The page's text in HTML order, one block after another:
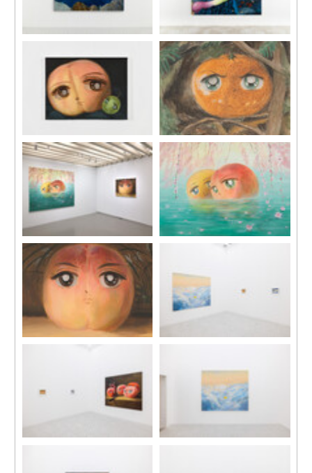
170 x 200 cm
《這棵蔥》, 2025
布面丙烯
200 x 230 cm
《桃和提子》, 2024-2025
布面丙烯
60 x 80 cm
《橘子》, 2024
紙本水彩
作品尺寸：19x 24 cm
裝裱尺寸：28.7 x 33.5 cm
展覽現場，「共⽣渴望」，⾺
凌畫廊 x TAO ART，台北市，
台灣，2024。
圖片致謝TAO ART，攝影：陳
《溫泉》，2024
《桃子》，2024
展覽現場，「方媛、賈一瑞、